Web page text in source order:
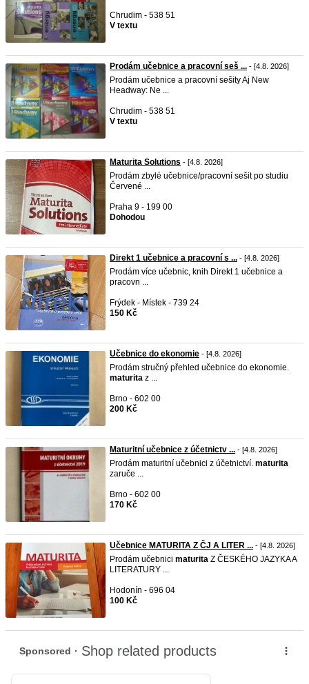
Chrudim - 538 51
V textu
Prodám učebnice a pracovní seš ... - [4.8. 2026]
Prodám učebnice a pracovní sešity Aj New
Headway: Ne ...
Chrudim - 538 51
V textu
Maturita Solutions - [4.8. 2026]
Prodám zbylé učebnice/pracovní sešit po studiu
Červené ...
Praha 9 - 199 00
Dohodou
Direkt 1 učebnice a pracovní s ... - [4.8. 2026]
Prodám více učebnic, knih Direkt 1 učebnice a
pracovn ...
Frýdek - Místek - 739 24
150 Kč
Učebnice do ekonomie - [4.8. 2026]
Prodám stručný přehled učebnice do ekonomie.
maturita z ...
Brno - 602 00
200 Kč
Maturitní učebnice z účetnictv ... - [4.8. 2026]
Prodám maturitní učebnici z účetnictví. maturita
zaruče ...
Brno - 602 00
170 Kč
Učebnice MATURITA Z ČJ A LITER ... - [4.8. 2026]
Prodám učebnici maturita Z ČESKÉHO JAZYKA A
LITERATURY ...
Hodonín - 696 04
100 Kč